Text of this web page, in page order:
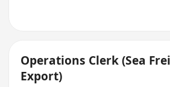
Operations Clerk (Sea
Export)